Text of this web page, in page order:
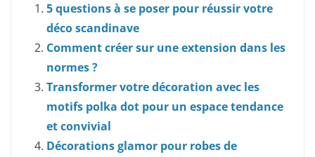
5 questions à se poser pour réussir votre
déco scandinave
Comment créer sur une extension dans les
normes ?
Transformer votre décoration avec les
motifs polka dot pour un espace tendance
et convivial
Décorations glamor pour robes de